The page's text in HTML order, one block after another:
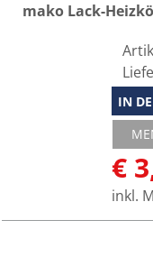
mako Lack-
IN
€
inkl.